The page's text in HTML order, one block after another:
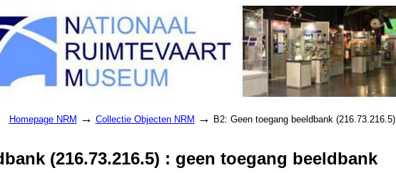
Homepage NRM → Collectie Objecten NRM → B2: Geen toegang beeldbank (216.73.216.5)
(216.73.216.5) : geen toegang beeldbank